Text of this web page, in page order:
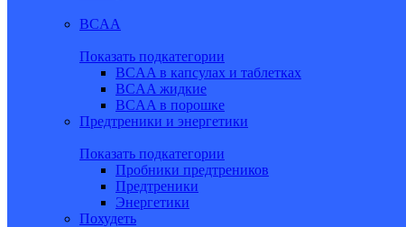
BCAA
Показать подкатегории
BCAA в капсулах и таблетках
BCAA жидкие
BCAA в порошке
Предтреники и энергетики
Показать подкатегории
Пробники предтреников
Предтреники
Энергетики
Похудеть